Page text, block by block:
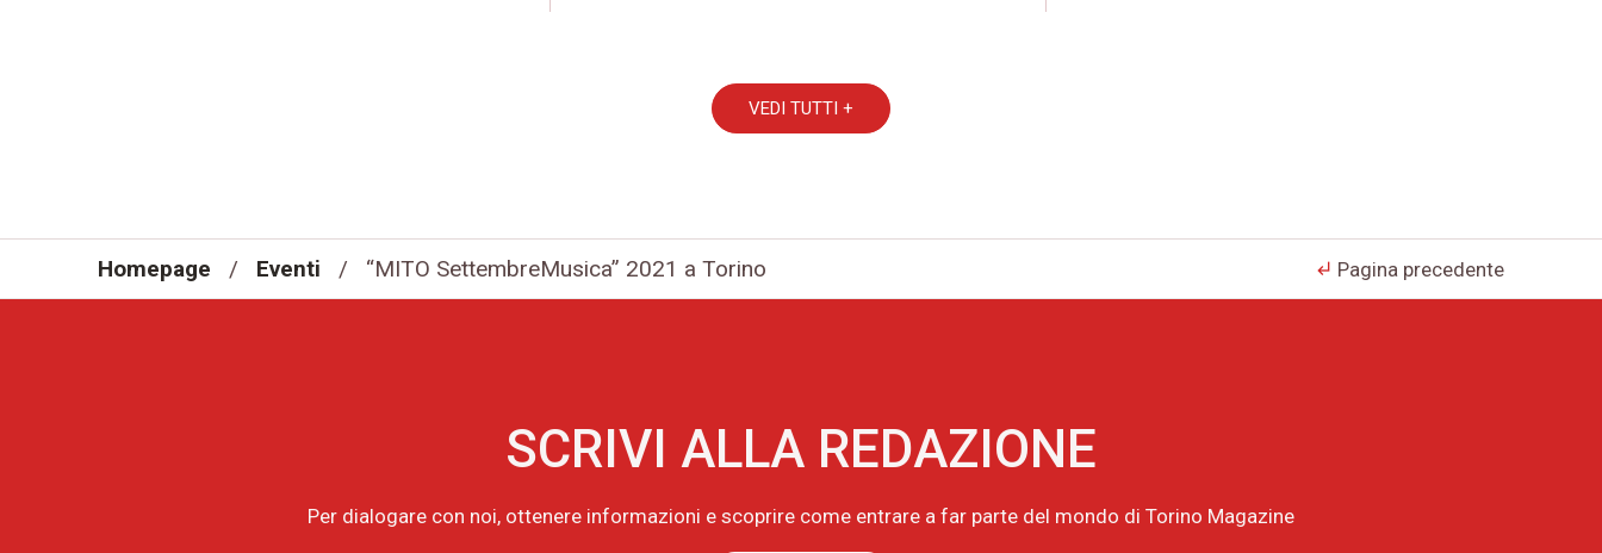
VEDI TUTTI +
Homepage / Eventi / “MITO SettembreMusica” 2021 a Torino subdirectory_arrow_left Pagina precedente
SCRIVI ALLA REDAZIONE
Per dialogare con noi, ottenere informazioni e scoprire come entrare a far parte del mondo di Torino Magazine